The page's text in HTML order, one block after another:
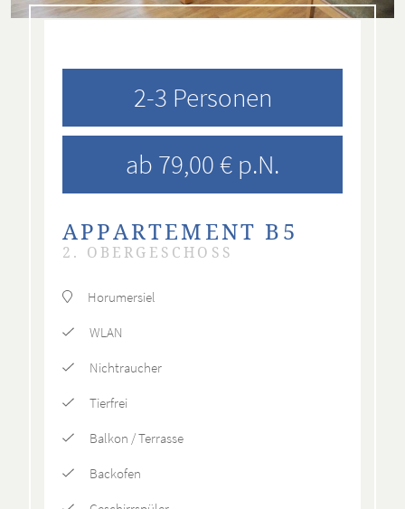
2-3 Personen
ab 79,00 € p.N.
APPARTEMENT B5
2. OBERGESCHOSS
Horumersiel
WLAN
Nichtraucher
Tierfrei
Balkon / Terrasse
Backofen